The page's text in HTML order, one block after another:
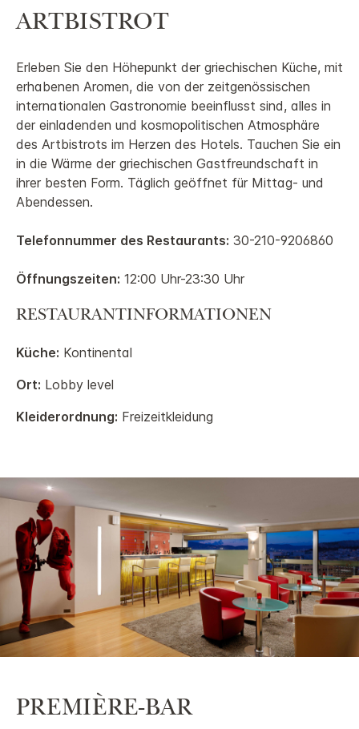
ARTBISTROT
Erleben Sie den Höhepunkt der griechischen Küche, mit
erhabenen Aromen, die von der zeitgenössischen
internationalen Gastronomie beeinflusst sind, alles in
der einladenden und kosmopolitischen Atmosphäre
des Artbistrots im Herzen des Hotels. Tauchen Sie ein
in die Wärme der griechischen Gastfreundschaft in
ihrer besten Form. Täglich geöffnet für Mittag- und
Abendessen.
Telefonnummer des Restaurants: 30-210-9206860
Öffnungszeiten: 12:00 Uhr-23:30 Uhr
RESTAURANTINFORMATIONEN
Küche: Kontinental
Ort: Lobby level
Kleiderordnung: Freizeitkleidung
PREMIÈRE-BAR